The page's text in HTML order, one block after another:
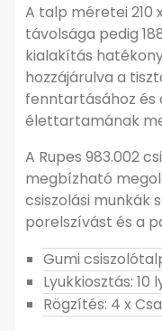
A talp méretei 210
távolsága pedig
kialakítás
hozzájárulva a
fenntartásához és
élettartamának
A Rupes 983.002
megbízható
csiszolási munkák
porelszívást és a
Gumi
Lyukkiosztás: 10
Rögzítés: 4 x